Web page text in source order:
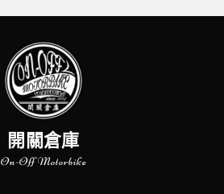
開關倉庫
On-Off Motorbike